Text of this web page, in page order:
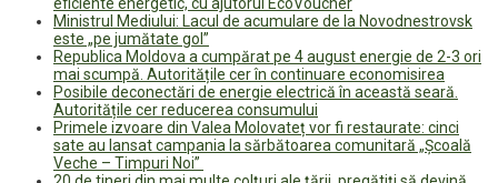
Ministrul Mediului: Lacul de acumulare de la Novodnestrovsk
este „pe jumătate gol”
Republica Moldova a cumpărat pe 4 august energie de 2-3 ori
mai scumpă. Autoritățile cer în continuare economisirea
Posibile deconectări de energie electrică în această seară.
Autoritățile cer reducerea consumului
Primele izvoare din Valea Molovateț vor fi restaurate: cinci
sate au lansat campania la sărbătoarea comunitară „Școală
Veche – Timpuri Noi”